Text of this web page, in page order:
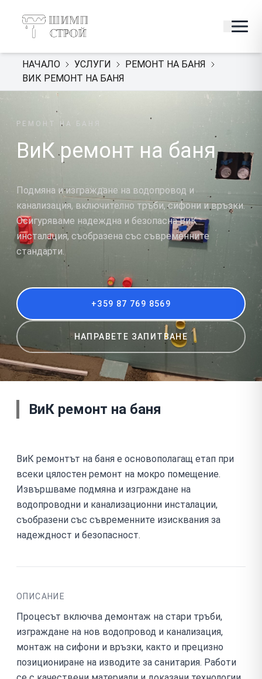
НАЧАЛО УСЛУГИ
РЕМОНТ НА БАНЯ
ВИК РЕМОНТ НА БАНЯ
РЕМОНТ НА БАНЯ
ВиК ремонт на баня
Подмяна и изграждане на водопровод и
канализация, включително тръби, сифони и връзки.
Осигуряваме надеждна и безопасна ВиК
инсталация, съобразена със съвременните
стандарти.
+359 87 769 8569
НАПРАВЕТЕ ЗАПИТВАНЕ
ВиК ремонт на баня
ВиК ремонтът на баня е основополагащ етап при
всеки цялостен ремонт на мокро помещение.
Извършваме подмяна и изграждане на
водопроводни и канализационни инсталации,
съобразени със съвременните изисквания за
надеждност и безопасност.
ОПИСАНИЕ
Процесът включва демонтаж на стари тръби,
изграждане на нов водопровод и канализация,
монтаж на сифони и връзки, както и прецизно
позициониране на изводите за санитария. Работи